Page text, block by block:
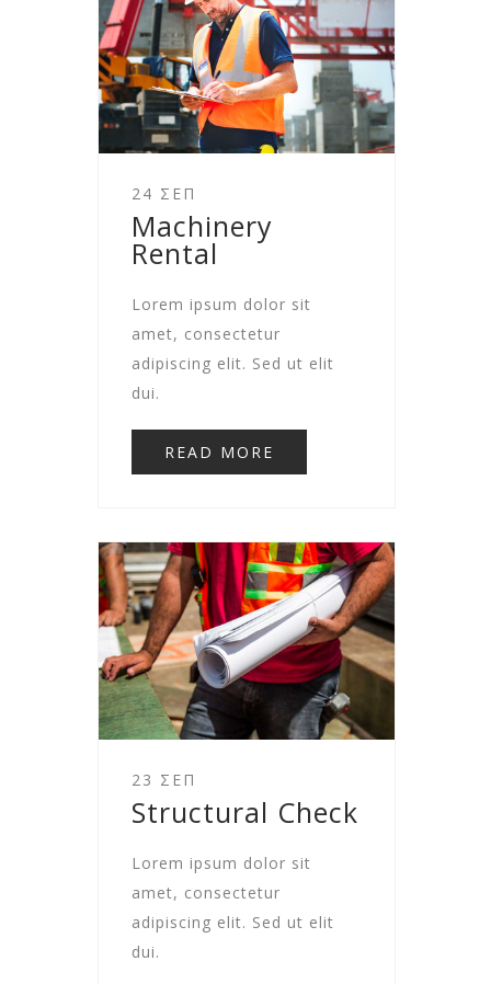
24 ΣΕΠ
Machinery
Rental
Lorem ipsum dolor sit
amet, consectetur
adipiscing elit. Sed ut elit
dui.
READ MORE
23 ΣΕΠ
Structural Check
Lorem ipsum dolor sit
amet, consectetur
adipiscing elit. Sed ut elit
dui.